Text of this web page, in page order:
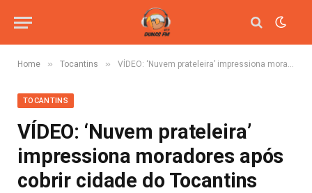
Home » Tocantins » VÍDEO: ‘Nuvem prateleira’ impressiona moradores após cobrir cidade do Tocantins
TOCANTINS
VÍDEO: ‘Nuvem prateleira’
impressiona moradores após
cobrir cidade do Tocantins